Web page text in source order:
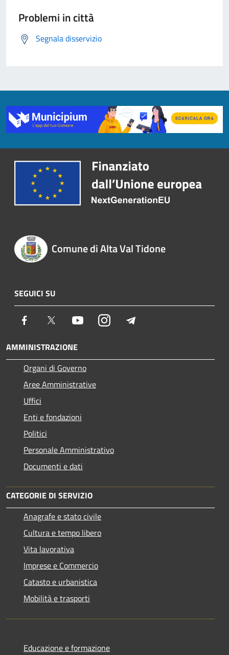
Problemi in città
Segnala disservizio
Comune di Alta Val Tidone
SEGUICI SU
Facebook Twitter YoutubeInstagram
AMMINISTRAZIONE
Organi di Governo
Aree Amministrative
Uffici
Enti e fondazioni
Politici
Personale Amministrativo
Documenti e dati
CATEGORIE DI SERVIZIO
Anagrafe e stato civile
Cultura e tempo libero
Vita lavorativa
Imprese e Commercio
Catasto e urbanistica
Mobilità e trasporti
Educazione e formazione